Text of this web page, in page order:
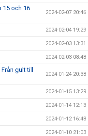
15 och 16
2024-02-07 20:46
2024-02-04 19:29
2024-02-03 13:31
2024-02-03 08:48
gult till
2024-01-24 20:38
2024-01-15 13:29
2024-01-14 12:13
2024-01-12 16:48
2024-01-10 21:03